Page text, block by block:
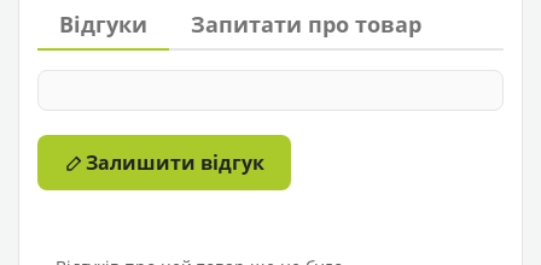
Відгуки Запитати про товар
Залишити відгук